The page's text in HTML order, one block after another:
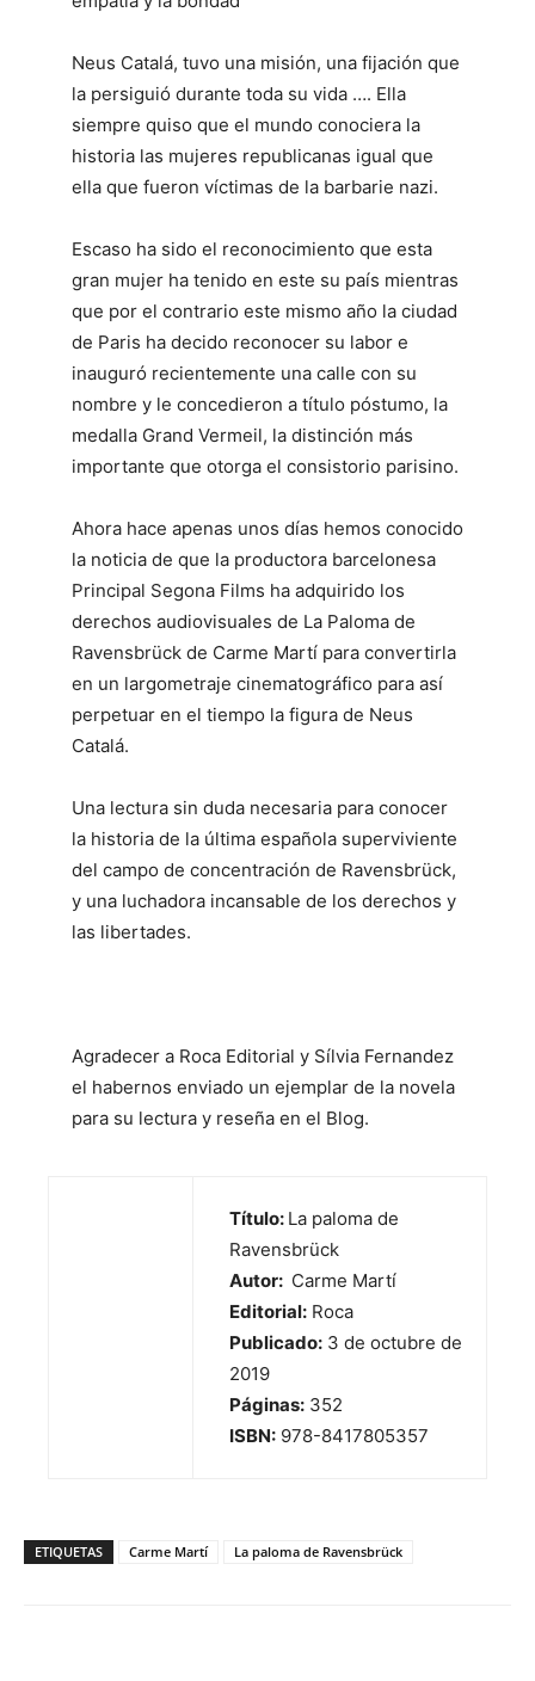
Neus Catalá, tuvo una misión, una fijación que
la persiguió durante toda su vida …. Ella
siempre quiso que el mundo conociera la
historia las mujeres republicanas igual que
ella que fueron víctimas de la barbarie nazi.
Escaso ha sido el reconocimiento que esta
gran mujer ha tenido en este su país mientras
que por el contrario este mismo año la ciudad
de Paris ha decido reconocer su labor e
inauguró recientemente una calle con su
nombre y le concedieron a título póstumo, la
medalla Grand Vermeil, la distinción más
importante que otorga el consistorio parisino.
Ahora hace apenas unos días hemos conocido
la noticia de que la productora barcelonesa
Principal Segona Films ha adquirido los
derechos audiovisuales de La Paloma de
Ravensbrück de Carme Martí para convertirla
en un largometraje cinematográfico para así
perpetuar en el tiempo la figura de Neus
Catalá.
Una lectura sin duda necesaria para conocer
la historia de la última española superviviente
del campo de concentración de Ravensbrück,
y una luchadora incansable de los derechos y
las libertades.
Agradecer a Roca Editorial y Sílvia Fernandez
el habernos enviado un ejemplar de la novela
para su lectura y reseña en el Blog.
Título: La paloma de
Ravensbrück
Autor: Carme Martí
Editorial: Roca
Publicado: 3 de octubre de
2019
Páginas: 352
ISBN: 978-8417805357
ETIQUETAS Carme Martí La paloma de Ravensbrück